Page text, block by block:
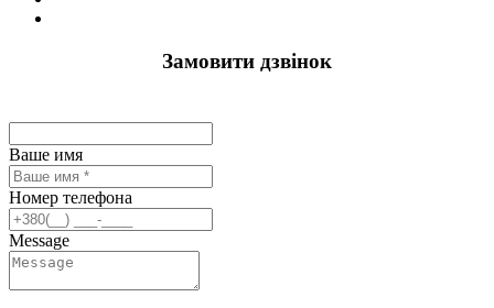
Замовити дзвінок
Ваше имя
Номер телефона
Message